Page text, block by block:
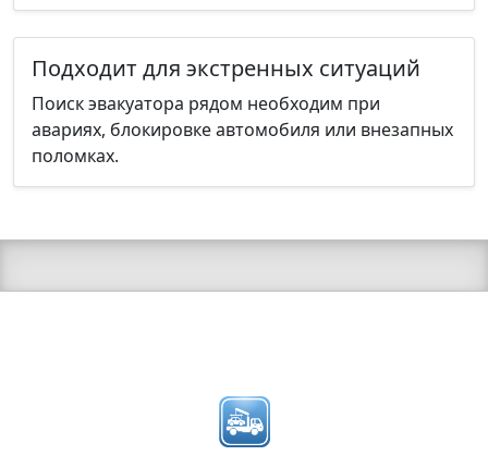
Подходит для экстренных ситуаций
Поиск эвакуатора рядом необходим при
авариях, блокировке автомобиля или внезапных
поломках.